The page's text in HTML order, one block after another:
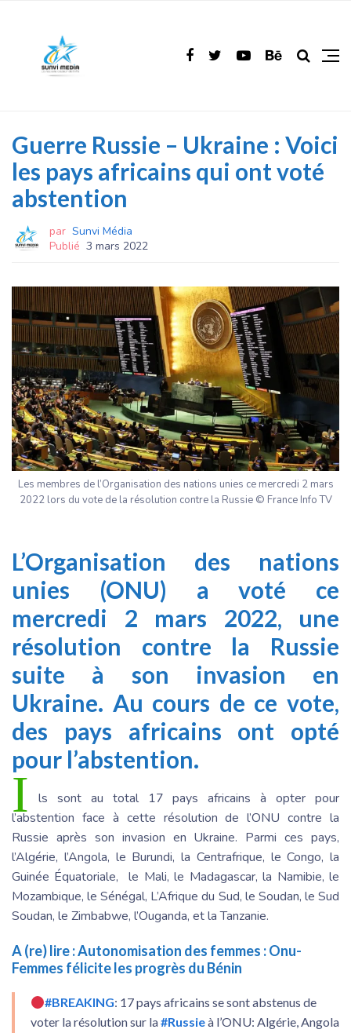
Guerre Russie – Ukraine : Voici
les pays africains qui ont voté
abstention
par Sunvi Média
Publié 3 mars 2022
Les membres de l’Organisation des nations unies ce mercredi 2 mars
2022 lors du vote de la résolution contre la Russie © France Info TV
L’Organisation des nations
unies (ONU) a voté ce
mercredi 2 mars 2022, une
résolution contre la Russie
suite à son invasion en
Ukraine. Au cours de ce vote,
des pays africains ont opté
pour l’abstention.
I
ls sont au total 17 pays africains à opter pour
l’abstention face à cette résolution de l’ONU contre la
Russie après son invasion en Ukraine. Parmi ces pays,
l’Algérie, l’Angola, le Burundi, la Centrafrique, le Congo, la
Guinée Équatoriale, le Mali, le Madagascar, la Namibie, le
Mozambique, le Sénégal, L’Afrique du Sud, le Soudan, le Sud
Soudan, le Zimbabwe, l’Ouganda, et la Tanzanie.
A (re) lire :Autonomisation des femmes : Onu-
Femmes félicite les progrès du Bénin
#BREAKING: 17 pays africains se sont abstenus de
voter la résolution sur la#Russieà l’ONU: Algérie, Angola